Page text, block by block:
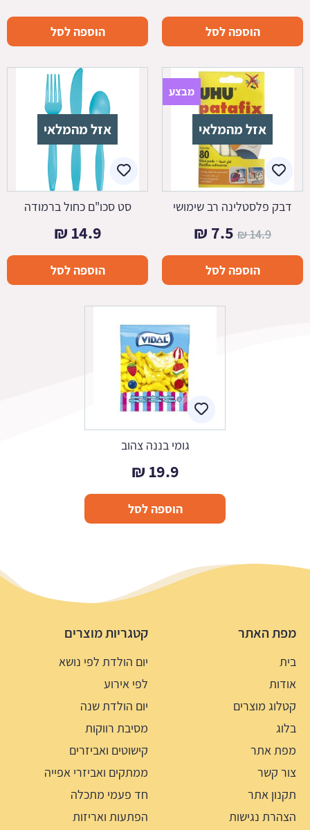
הוספה לסל הוספה לסל
אזל מהמלאי
מבצע
דבק פלסטלינה רב שימושי
14.9
₪ המחיר
המקורי
היה:
7.5
₪
הנוכחי
הוספה לסל
אזל מהמלאי
סט סכו"ם כחול ברמודה
14.9
₪
הוספה לסל
גומי בננה צהוב
19.9
₪
הוספה לסל
מפת האתר
בית
אודות
קטלוג מוצרים
בלוג
מפת אתר
צור קשר
תקנון אתר
הצהרת נגישות
קטגריות מוצרים
יום הולדת לפי נושא
לפי אירוע
יום הולדת שנה
מסיבת רווקות
קישוטים ואביזרים
ממתקים ואביזרי אפייה
חד פעמי מתכלה
הפתעות ואריזות